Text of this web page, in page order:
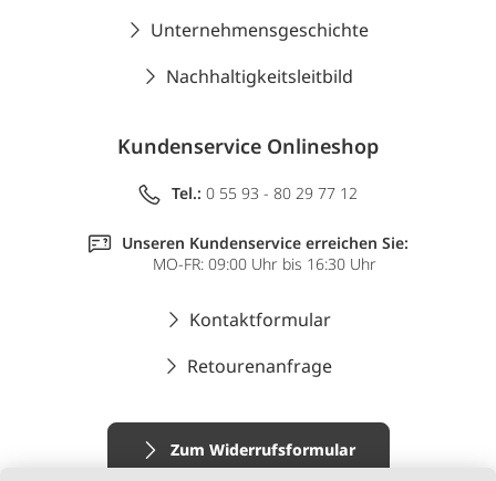
Unternehmensgeschichte
Nachhaltigkeitsleitbild
Kundenservice Onlineshop
Tel.: 0 55 93 - 80 29 77 12
Unseren Kundenservice erreichen Sie:
MO-FR: 09:00 Uhr bis 16:30 Uhr
Kontaktformular
Retourenanfrage
Zum Widerrufsformular